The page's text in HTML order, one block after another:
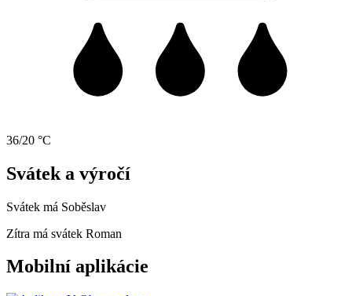
36/20 °C
Svátek a výročí
Svátek má Soběslav
Zítra má svátek Roman
Mobilní aplikácie